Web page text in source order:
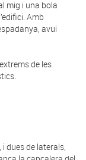
mig i una bola
Amb
avui
de les
dues de laterals,